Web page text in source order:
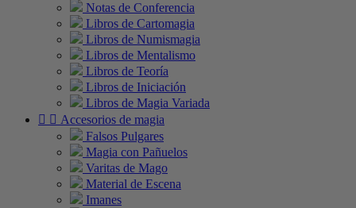
Notas de Conferencia
Libros de Cartomagia
Libros de Numismagia
Libros de Mentalismo
Libros de Teoría
Libros de Iniciación
Libros de Magia Variada
  Accesorios de magia
Falsos Pulgares
Magia con Pañuelos
Varitas de Mago
Material de Escena
Imanes